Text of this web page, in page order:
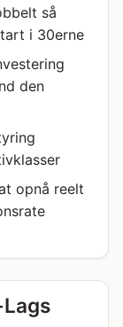
så
i 30erne
den
opnå reelt